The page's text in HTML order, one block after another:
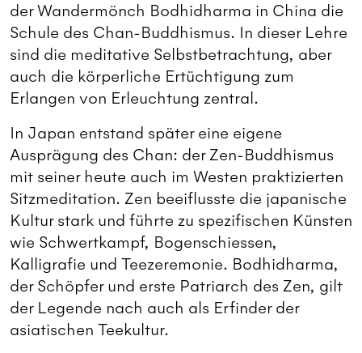
der Wandermönch Bodhidharma in China die
Schule des Chan-Buddhismus. In dieser Lehre
sind die meditative Selbstbetrachtung, aber
auch die körperliche Ertüchtigung zum
Erlangen von Erleuchtung zentral.
In Japan entstand später eine eigene
Ausprägung des Chan: der Zen-Buddhismus
mit seiner heute auch im Westen praktizierten
Sitzmeditation. Zen beeiflusste die japanische
Kultur stark und führte zu spezifischen Künsten
wie Schwertkampf, Bogenschiessen,
Kalligrafie und Teezeremonie. Bodhidharma,
der Schöpfer und erste Patriarch des Zen, gilt
der Legende nach auch als Erfinder der
asiatischen Teekultur.